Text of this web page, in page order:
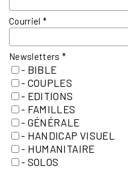
Courriel*
Newsletters*
- BIBLE
- COUPLES
- EDITIONS
- FAMILLES
- GÉNÉRALE
- HANDICAP VISUEL
- HUMANITAIRE
- SOLOS